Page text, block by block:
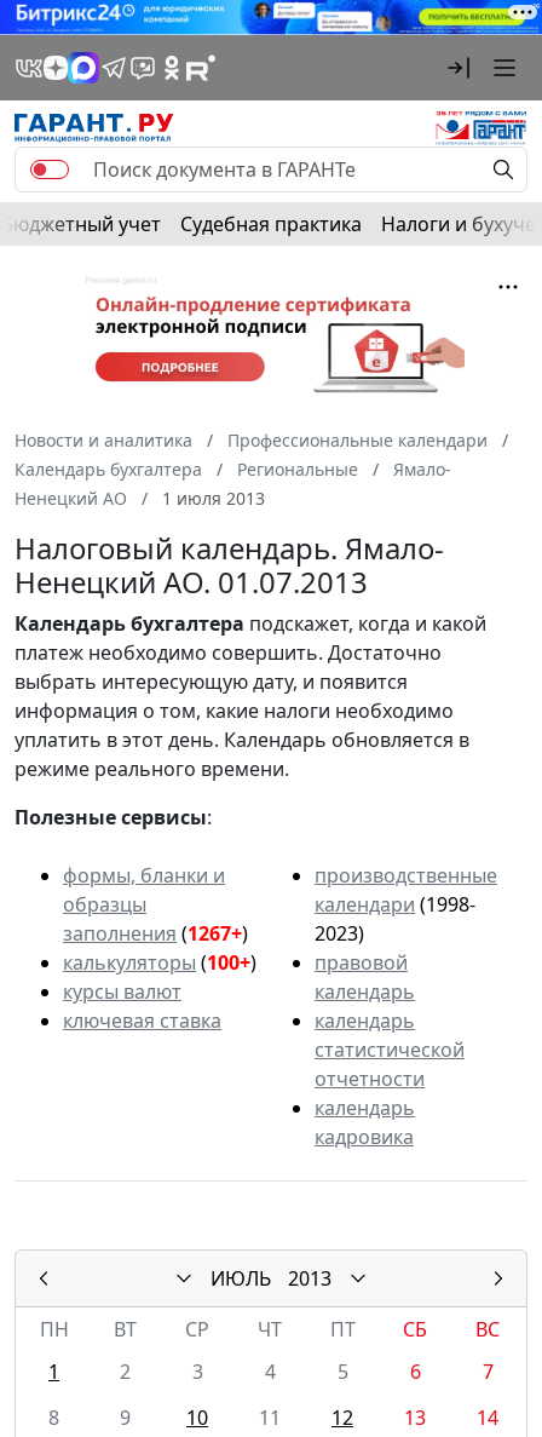
Бюджетный учет Судебная практика Налоги и
Новости и аналитика
Профессиональные календари
Календарь бухгалтера
Региональные
Ямало-
Ненецкий АО
1 июля 2013
Налоговый календарь. Ямало-
Ненецкий АО. 01.07.2013
Календарьбухгалтера подскажет, когда и какой
платеж необходимо совершить. Достаточно
выбрать интересующую дату, и появится
информация о том, какие налоги необходимо
уплатить в этот день. Календарь обновляется в
режиме реального времени.
Полезные сервисы:
формы, бланки и
образцы
заполнения (1267+)
калькуляторы (100+)
курсы валют
ключевая ставка
производственные
календари (1998-
2023)
правовой
календарь
календарь
статистической
отчетности
календарь
кадровика
ИЮЛЬ
2013
ПН
ВТ СР ЧТ ПТ СБ
ВС
1
2 3 4 5 6
7
8
9 10 11 12 13
14